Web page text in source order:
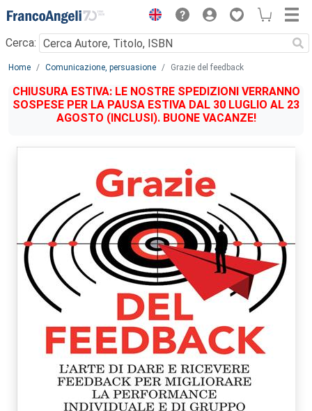
Menu
Cerca:
Main content
Home Comunicazione, persuasione Grazie del feedback
CHIUSURA ESTIVA: LE NOSTRE SPEDIZIONI VERRANNO
SOSPESE PER LA PAUSA ESTIVA DAL 30 LUGLIO AL 23
AGOSTO (INCLUSI). BUONE VACANZE!